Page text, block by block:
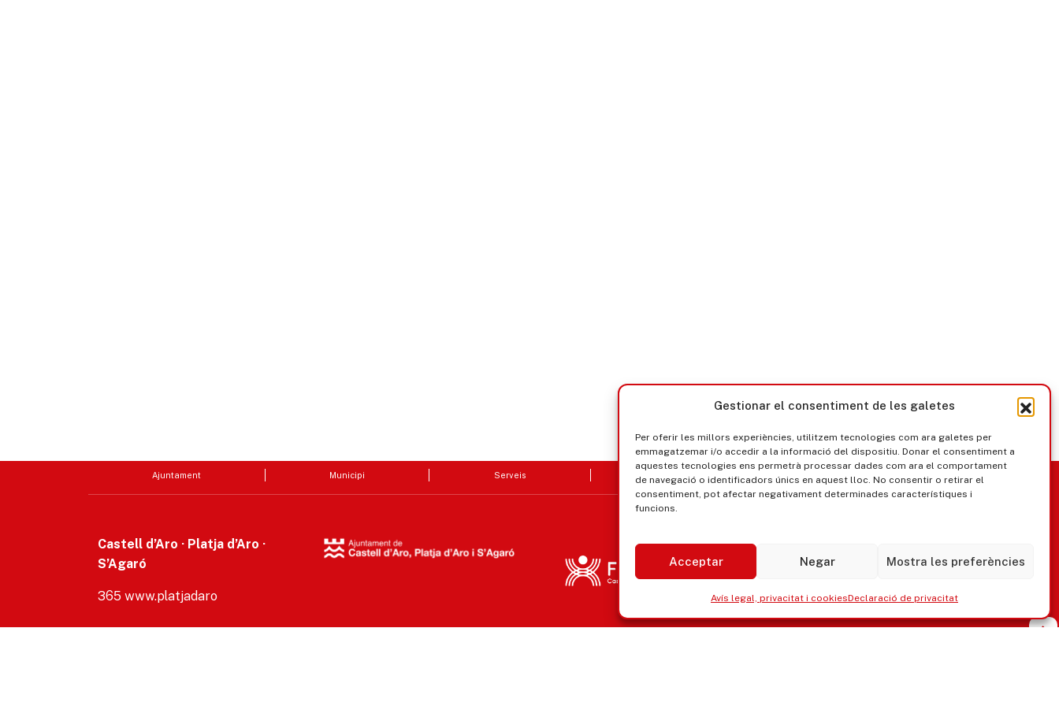
Gestionar el consentiment de les galetes
Per oferir les millors experiències, utilitzem tecnologies com ara galetes per
emmagatzemar i/o accedir a la informació del dispositiu. Donar el consentiment a
aquestes tecnologies ens permetrà processar dades com ara el comportament
de navegació o identificadors únics en aquest lloc. No consentir o retirar el
consentiment, pot afectar negativament determinades característiques i
funcions.
Acceptar Negar Mostra les preferències
Avís legal, privacitat i cookiesDeclaració de privacitat
Ajuntament Municipi Serveis Seu electrònica Govern obert
Castell d’Aro · Platja d’Aro ·
S’Agaró
365 www.platjadaro